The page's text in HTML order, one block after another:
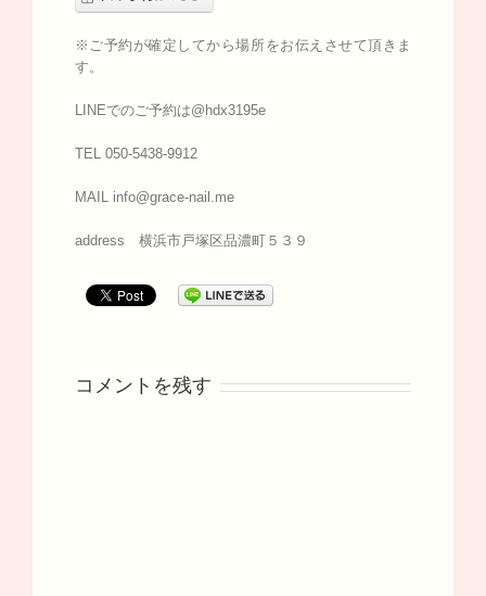
※ご予約が確定してから場所をお伝えさせて頂きま
す。
LINEでのご予約は@hdx3195e
TEL 050-5438-9912
MAIL info@grace-nail.me
address 横浜市戸塚区品濃町５３９
コメントを残す